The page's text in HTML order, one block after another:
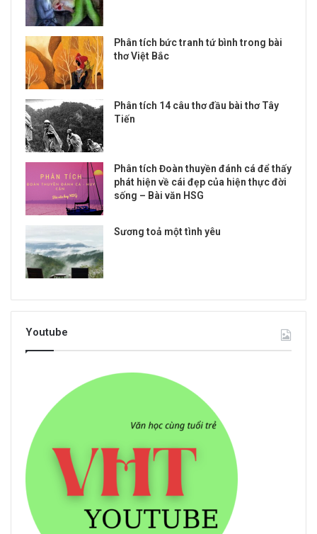
Phân tích bức tranh tứ bình trong bài
thơ Việt Bắc
Phân tích 14 câu thơ đầu bài thơ Tây
Tiến
Phân tích Đoàn thuyền đánh cá để thấy
phát hiện về cái đẹp của hiện thực đời
sống – Bài văn HSG
Sương toả một tình yêu
Youtube